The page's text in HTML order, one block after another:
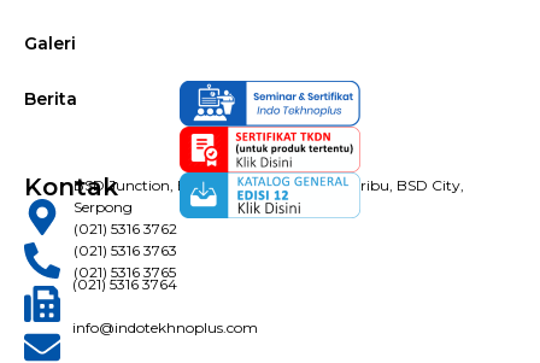
Galeri
Berita
KontakBSD Junction, Blok B-28 Jl. Pahlawan Seribu, BSD City,
Serpong
(021) 5316 3762
(021) 5316 3763
(021) 5316 3765
(021) 5316 3764
info@indotekhnoplus.com